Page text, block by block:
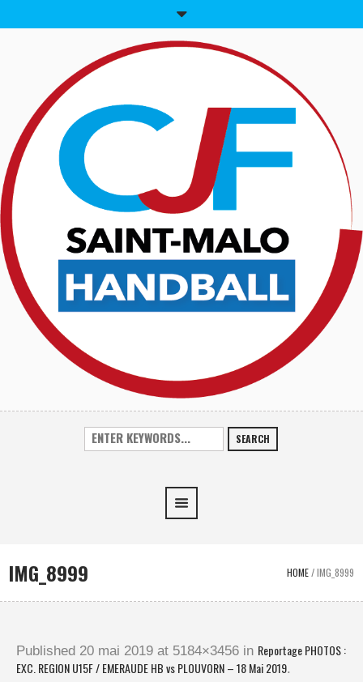
SEARCH
IMG_8999 HOME/IMG_8999
Published 20 mai 2019 at 5184×3456 in Reportage PHOTOS :
EXC. REGION U15F / EMERAUDE HB vs PLOUVORN – 18 Mai 2019.